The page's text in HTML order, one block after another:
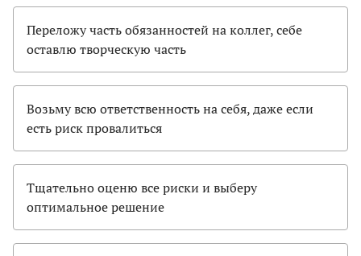
Переложу часть обязанностей на коллег, себе
оставлю творческую часть
Возьму всю ответственность на себя, даже если
есть риск провалиться
Тщательно оценю все риски и выберу
оптимальное решение